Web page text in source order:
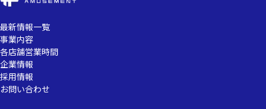
最新情報一覧
事業内容
各店舗営業時間
企業情報
採用情報
お問い合わせ